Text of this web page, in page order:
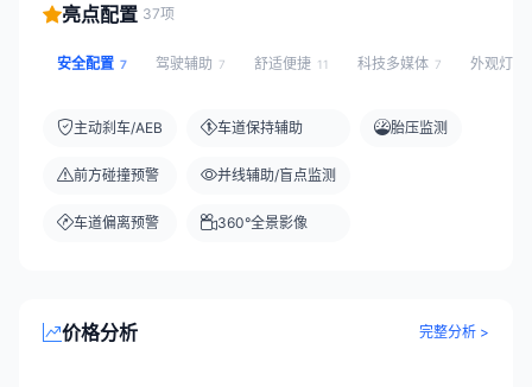
亮点配置 37项
安全配置 7 驾驶辅助 7 舒适便捷 11 科技多媒体 7 外观灯光
主动刹车/AEB
前方碰撞预警
车道偏离预警
车道保持辅助
并线辅助/盲点监测
360°全景影像
胎压监测
价格分析 完整分析 >